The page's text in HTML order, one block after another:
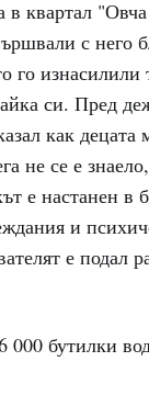
в квартал
с него
го изнасилили
си. Пред
как
не се е
е настанен в
и
е подал
000 бутилки